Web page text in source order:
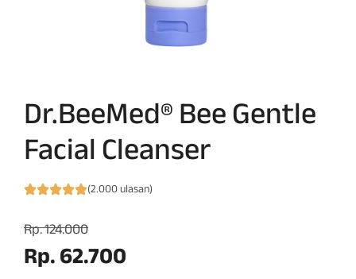
Dr.BeeMed® Bee Gentle
Facial Cleanser
(2.000 ulasan)
Rp. 124.000
Rp. 62.700